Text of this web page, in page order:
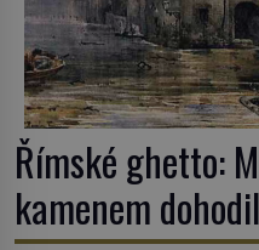
Římské ghetto:
kamenem dohodil